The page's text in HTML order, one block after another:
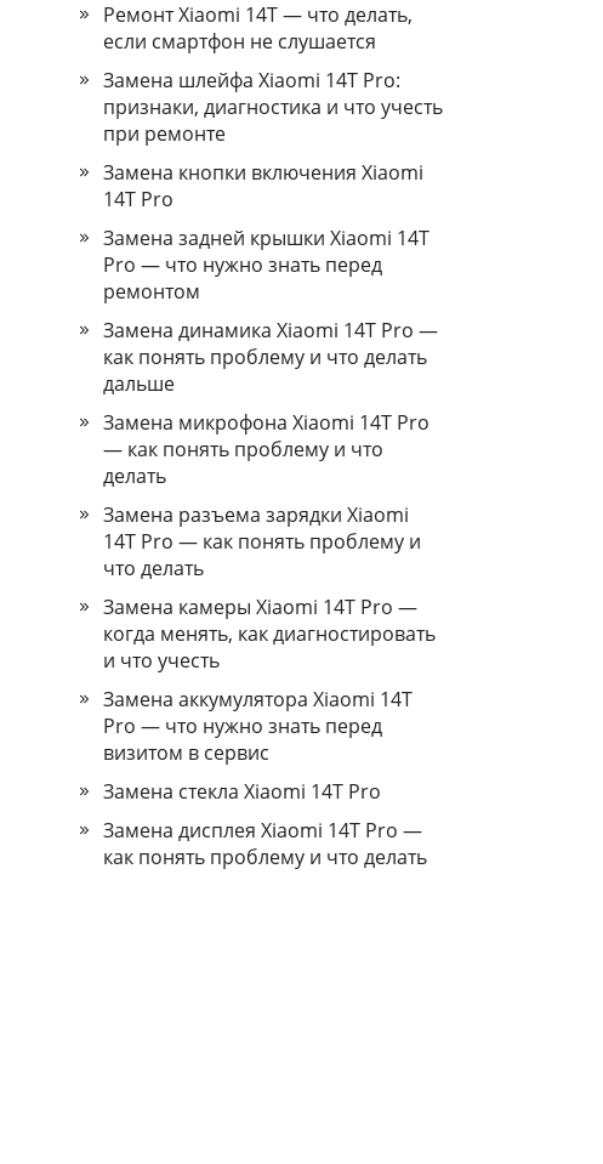
Ремонт Xiaomi 14T — что делать,
если смартфон не слушается
Замена шлейфа Xiaomi 14T Pro:
признаки, диагностика и что учесть
при ремонте
Замена кнопки включения Xiaomi
14T Pro
Замена задней крышки Xiaomi 14T
Pro — что нужно знать перед
ремонтом
Замена динамика Xiaomi 14T Pro —
как понять проблему и что делать
дальше
Замена микрофона Xiaomi 14T Pro
— как понять проблему и что
делать
Замена разъема зарядки Xiaomi
14T Pro — как понять проблему и
что делать
Замена камеры Xiaomi 14T Pro —
когда менять, как диагностировать
и что учесть
Замена аккумулятора Xiaomi 14T
Pro — что нужно знать перед
визитом в сервис
Замена стекла Xiaomi 14T Pro
Замена дисплея Xiaomi 14T Pro —
как понять проблему и что делать